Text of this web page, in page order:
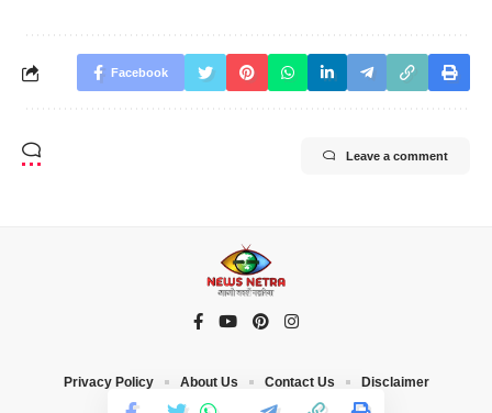
Facebook
Leave a comment
Privacy Policy About Us Contact Us Disclaimer